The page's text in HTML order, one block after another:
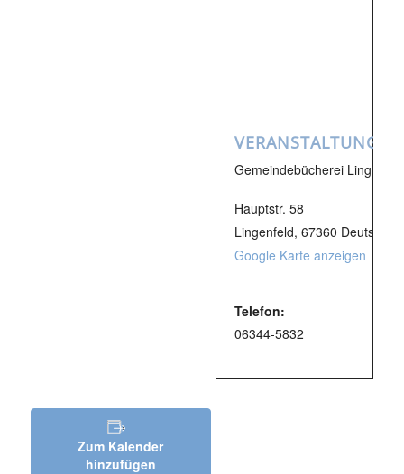
Gemeindebücherei
Hauptstr. 58
Lingenfeld, 67360
Google Karte anzeigen
Telefon:
06344-5832
Zum Kalender
hinzufügen